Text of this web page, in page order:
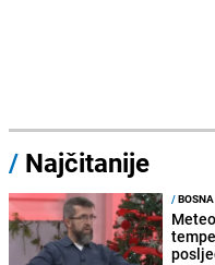
/ Najčitanije
/